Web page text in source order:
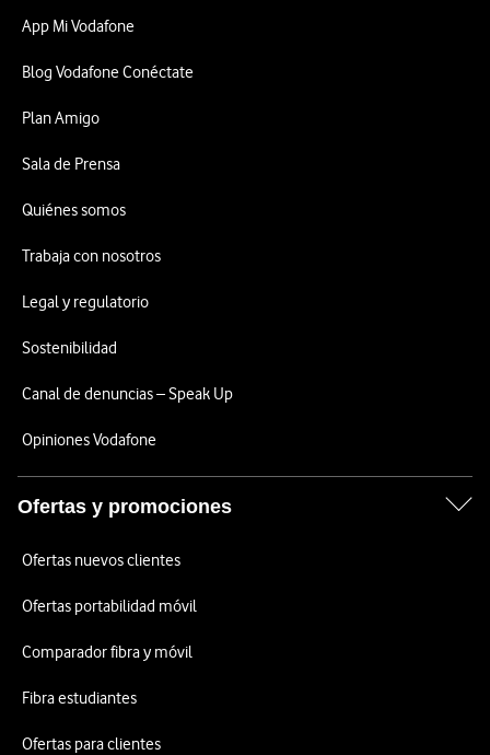
App Mi Vodafone
Blog Vodafone Conéctate
Plan Amigo
Sala de Prensa
Quiénes somos
Trabaja con nosotros
Legal y regulatorio
Sostenibilidad
Canal de denuncias – Speak Up
Opiniones Vodafone
Ofertas y promociones
Ofertas nuevos clientes
Ofertas portabilidad móvil
Comparador fibra y móvil
Fibra estudiantes
Ofertas para clientes